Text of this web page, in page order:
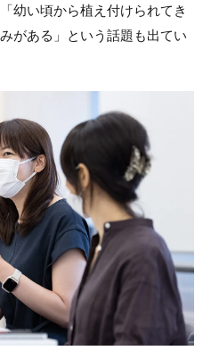
幼い頃から植え付けられてき
がある」という話題も出てい